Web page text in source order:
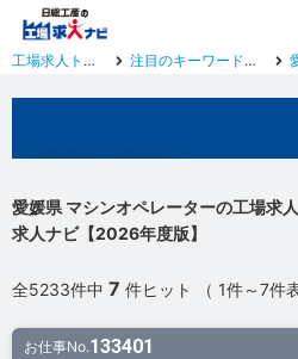
工場求人トップ 注目のキーワード一覧
愛媛県 マシンオペレーターの工場求
求人ナビ【2026年度版】
全5233件中 7 件ヒット （ 1件～7件
お仕事No.133401